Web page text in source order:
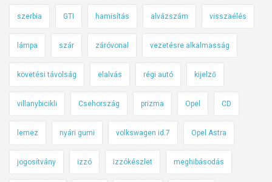
szerbia GTI hamisítás alvázszám visszaélés
lámpa szár záróvonal vezetésre alkalmasság
követési távolság elalvás régi autó kijelző
villanybicikli Csehország prizma Opel CD
lemez nyári gumi volkswagen id.7 Opel Astra
jogosítvány izzó izzókészlet meghibásodás